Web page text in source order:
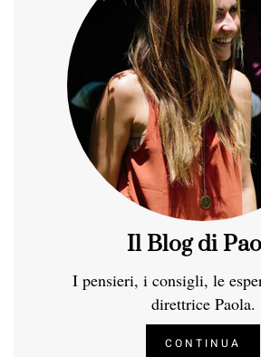
Il Blog di
I pensieri, i consigli, le
direttrice Paola.
CONTINUA